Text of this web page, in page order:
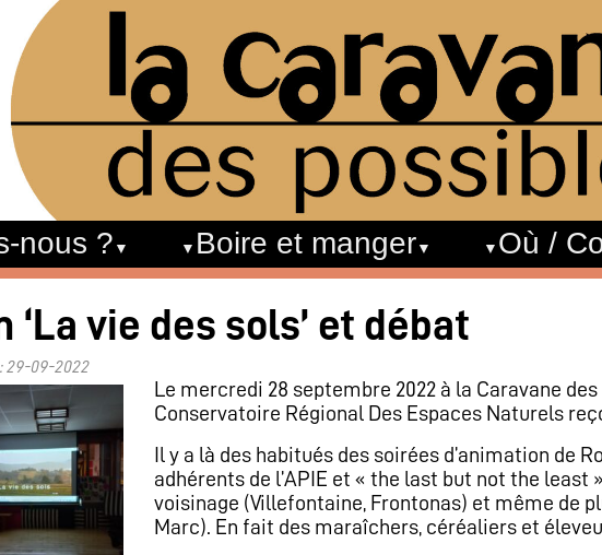
nous ? Boire et manger Où /
‘La vie des sols’ et débat
29-09-2022
Le mercredi 28 septembre 2022 à la Caravane des
Conservatoire Régional Des Espaces Naturels
Il y a là des habitués des soirées d’animation de
adhérents de l’APIE et « the last but not the least
voisinage (Villefontaine, Frontonas) et même de
Marc). En fait des maraîchers, céréaliers et